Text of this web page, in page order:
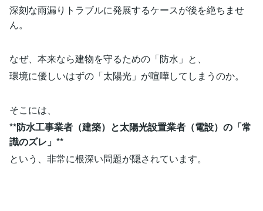
深刻な雨漏りトラブルに発展するケースが後を絶ちませ
ん。
なぜ、本来なら建物を守るための「防水」と、
環境に優しいはずの「太陽光」が喧嘩してしまうのか。
そこには、
**防水工事業者（建築）と太陽光設置業者（電設）の「常
識のズレ」**
という、非常に根深い問題が隠されています。